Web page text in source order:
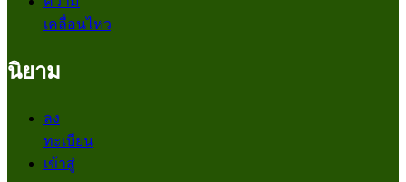
เคลื่อนไหว
นิยาม
ลง
ทะเบียน
เข้าสู่